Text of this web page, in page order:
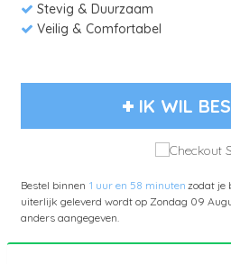
Stevig & Duurzaam
Veilig & Comfortabel
IK WIL
Bestel binnen 1 uur en 58 minutenzodat je
uiterlijk geleverd wordt op Zondag 09
anders aangegeven.